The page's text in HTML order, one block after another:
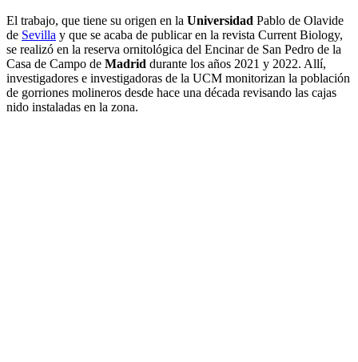
El trabajo, que tiene su origen en la Universidad Pablo de Olavide
de Sevilla y que se acaba de publicar en la revista Current Biology,
se realizó en la reserva ornitológica del Encinar de San Pedro de la
Casa de Campo de Madrid durante los años 2021 y 2022. Allí,
investigadores e investigadoras de la UCM monitorizan la población
de gorriones molineros desde hace una década revisando las cajas
nido instaladas en la zona.